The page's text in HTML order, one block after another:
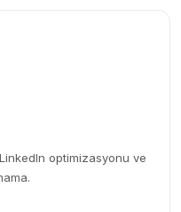
optimizasyonu ve